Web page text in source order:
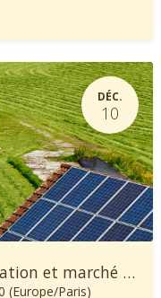
DÉC.
10
[Formation] Atténuation et marché carbone en agriculture
(Europe/Paris)